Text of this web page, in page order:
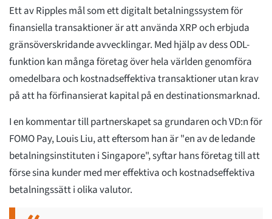
Ett av Ripples mål som ett digitalt betalningssystem för
finansiella transaktioner är att använda XRP och erbjuda
gränsöverskridande avvecklingar. Med hjälp av dess ODL-
funktion kan många företag över hela världen genomföra
omedelbara och kostnadseffektiva transaktioner utan krav
på att ha förfinansierat kapital på en destinationsmarknad.
I en kommentar till partnerskapet sa grundaren och VD:n för
FOMO Pay, Louis Liu, att eftersom han är "en av de ledande
betalningsinstituten i Singapore", syftar hans företag till att
förse sina kunder med mer effektiva och kostnadseffektiva
betalningssätt i olika valutor.